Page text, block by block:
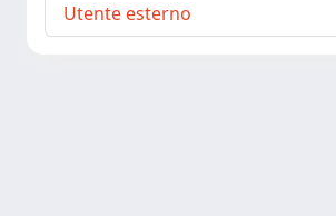
Utente esterno